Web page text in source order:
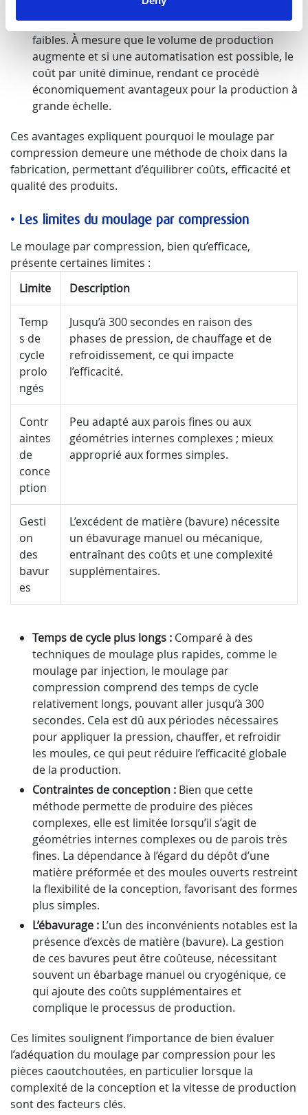
et de la conception associée au moulage par
compression conduit à des coûts initiaux plus
faibles. À mesure que le volume de production
augmente et si une automatisation est possible, le
coût par unité diminue, rendant ce procédé
économiquement avantageux pour la production à
grande échelle.
Ces avantages expliquent pourquoi le moulage par
compression demeure une méthode de choix dans la
fabrication, permettant d’équilibrer coûts, efficacité et
qualité des produits.
• Les limites du moulage par compression
Le moulage par compression, bien qu’efficace,
présente certaines limites :
Limite
Description
Temp
s de
cycle
prolo
ngés
Jusqu’à 300 secondes en raison des
phases de pression, de chauffage et de
refroidissement, ce qui impacte
l’efficacité.
Contr
aintes
de
conce
ption
Peu adapté aux parois fines ou aux
géométries internes complexes ; mieux
approprié aux formes simples.
Gesti
on
des
bavur
es
L’excédent de matière (bavure) nécessite
un ébavurage manuel ou mécanique,
entraînant des coûts et une complexité
supplémentaires.
Temps de cycle plus longs : Comparé à des
techniques de moulage plus rapides, comme le
moulage par injection, le moulage par
compression comprend des temps de cycle
relativement longs, pouvant aller jusqu’à 300
secondes. Cela est dû aux périodes nécessaires
pour appliquer la pression, chauffer, et refroidir
les moules, ce qui peut réduire l’efficacité globale
de la production.
Contraintes de conception : Bien que cette
méthode permette de produire des pièces
complexes, elle est limitée lorsqu’il s’agit de
géométries internes complexes ou de parois très
fines. La dépendance à l’égard du dépôt d’une
matière préformée et des moules ouverts restreint
la flexibilité de la conception, favorisant des formes
plus simples.
L’ébavurage : L’un des inconvénients notables est la
présence d’excès de matière (bavure). La gestion
de ces bavures peut être coûteuse, nécessitant
souvent un ébarbage manuel ou cryogénique, ce
qui ajoute des coûts supplémentaires et
complique le processus de production.
Ces limites soulignent l’importance de bien évaluer
l’adéquation du moulage par compression pour les
pièces caoutchoutées, en particulier lorsque la
complexité de la conception et la vitesse de production
sont des facteurs clés.